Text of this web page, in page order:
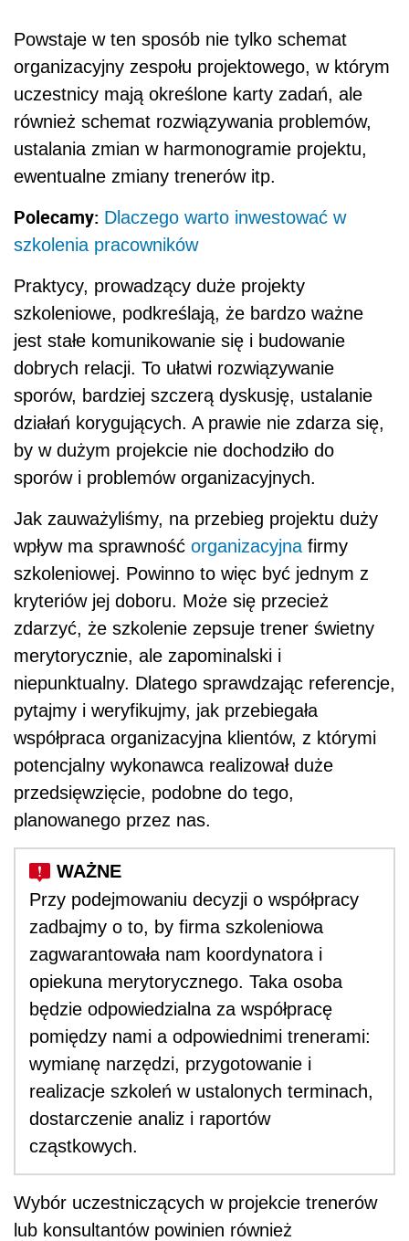
Powstaje w ten sposób nie tylko schemat
organizacyjny zespołu projektowego, w którym
uczestnicy mają określone karty zadań, ale
również schemat rozwiązywania problemów,
ustalania zmian w harmonogramie projektu,
ewentualne zmiany trenerów itp.
Polecamy: Dlaczego warto inwestować w
szkolenia pracowników
Praktycy, prowadzący duże projekty
szkoleniowe, podkreślają, że bardzo ważne
jest stałe komunikowanie się i budowanie
dobrych relacji. To ułatwi rozwiązywanie
sporów, bardziej szczerą dyskusję, ustalanie
działań korygujących. A prawie nie zdarza się,
by w dużym projekcie nie dochodziło do
sporów i problemów organizacyjnych.
Jak zauważyliśmy, na przebieg projektu duży
wpływ ma sprawność organizacyjna firmy
szkoleniowej. Powinno to więc być jednym z
kryteriów jej doboru. Może się przecież
zdarzyć, że szkolenie zepsuje trener świetny
merytorycznie, ale zapominalski i
niepunktualny. Dlatego sprawdzając referencje,
pytajmy i weryfikujmy, jak przebiegała
współpraca organizacyjna klientów, z którymi
potencjalny wykonawca realizował duże
przedsięwzięcie, podobne do tego,
planowanego przez nas.
Przy podejmowaniu decyzji o współpracy
zadbajmy o to, by firma szkoleniowa
zagwarantowała nam koordynatora i
opiekuna merytorycznego. Taka osoba
będzie odpowiedzialna za współpracę
pomiędzy nami a odpowiednimi trenerami:
wymianę narzędzi, przygotowanie i
realizacje szkoleń w ustalonych terminach,
dostarczenie analiz i raportów
cząstkowych.
Wybór uczestniczących w projekcie trenerów
lub konsultantów powinien również